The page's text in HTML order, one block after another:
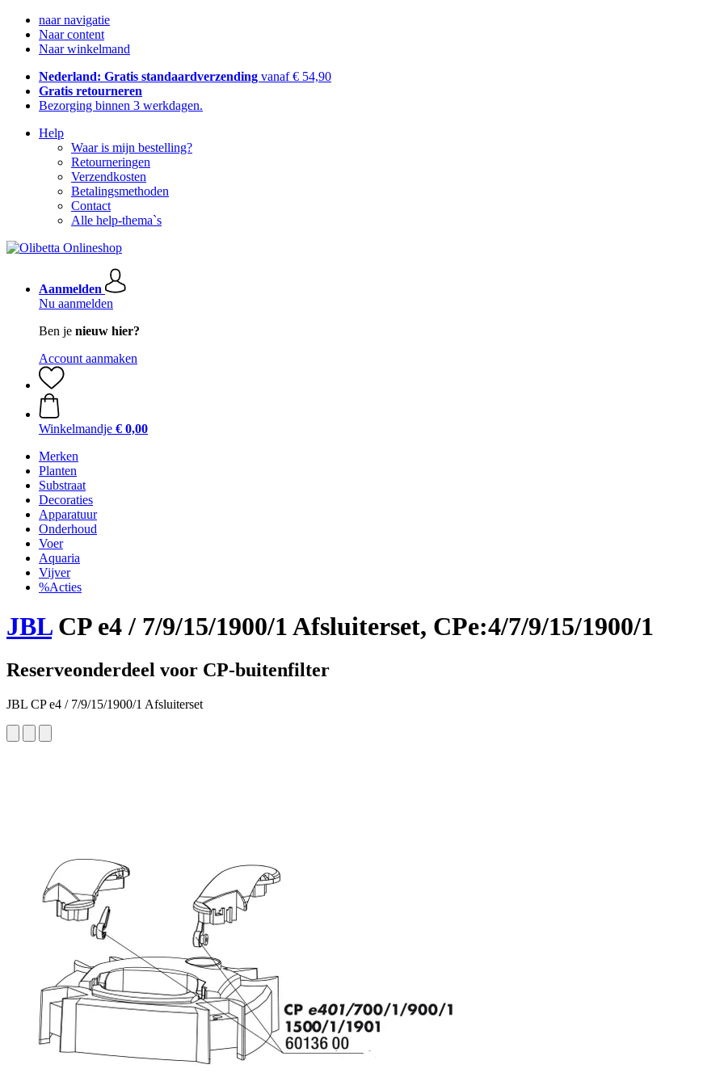
naar navigatie
Naar content
Naar winkelmand
Nederland: Gratis standaardverzending vanaf € 54,90
Gratis retourneren
Bezorging binnen 3 werkdagen.
Help
Waar is mijn bestelling?
Retourneringen
Verzendkosten
Betalingsmethoden
Contact
Alle help-thema`s
Aanmelden
Nu aanmelden
Ben je nieuw hier?
Account aanmaken
Winkelmandje € 0,00
Merken
Planten
Substraat
Decoraties
Apparatuur
Onderhoud
Voer
Aquaria
Vijver
%Acties
JBLCP e4 / 7/9/15/1900/1 Afsluiterset, CPe:4/7/9/15/1900/1
Reserveonderdeel voor CP-buitenfilter
JBL CP e4 / 7/9/15/1900/1 Afsluiterset